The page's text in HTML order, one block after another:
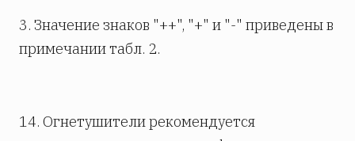
3. Значение знаков "++", "+" и "-" приведены в
примечании табл. 2.
14. Огнетушители рекомендуется